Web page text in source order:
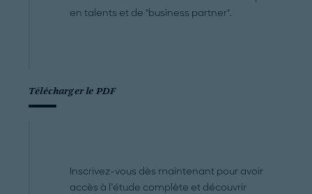
en talents et de "business partner".
Télécharger le PDF
Inscrivez-vous dès maintenant pour avoir
accès à l’étude complète et découvrir